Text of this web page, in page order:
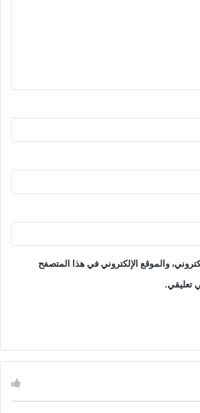
والموقع الإلكتروني في هذا المتصفح
تعليقي.